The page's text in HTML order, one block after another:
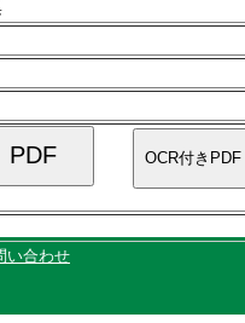
い合わせ